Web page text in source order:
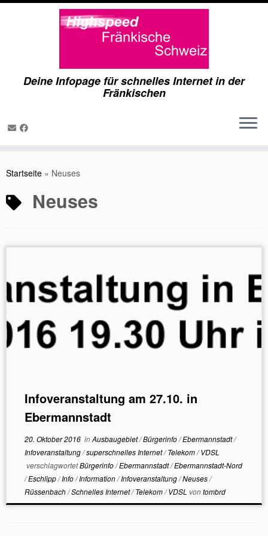
Inhalt
Deine Infopage für schnelles Internet in der
Fränkischen
Startseite » Neuses
Neuses
Infoveranstaltung am 27.10. in
Ebermannstadt
20. Oktober 2016inAusbaugebiet/Bürgerinfo/Ebermannstadt/
Infoveranstaltung/superschnelles Internet/Telekom/VDSL
verschlagwortetBürgerinfo/Ebermannstadt/Ebermannstadt-Nord
/Eschlipp/Info/Information/Infoveranstaltung/Neuses/
Rüssenbach/Schnelles Internet/Telekom/VDSL vontombrd